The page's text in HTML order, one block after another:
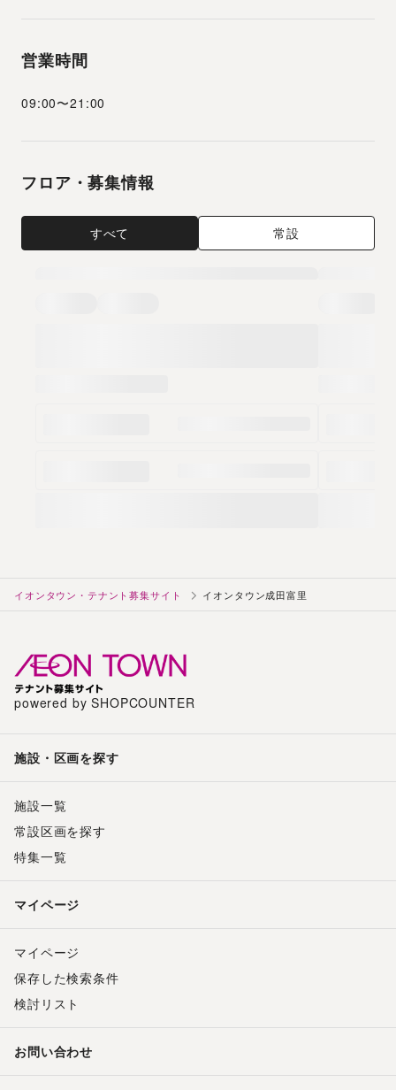
営業時間
09:00〜21:00
フロア・募集情報
すべて 常設
イオンタウン・テナント募集サイト イオンタウン成田富里
powered by SHOPCOUNTER
施設・区画を探す
施設一覧
常設区画を探す
特集一覧
マイページ
マイページ
保存した検索条件
検討リスト
お問い合わせ